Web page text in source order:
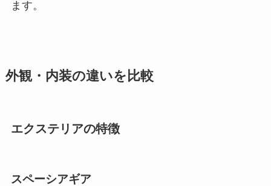
ます。
外観・内装の違いを比較
エクステリアの特徴
スペーシアギア